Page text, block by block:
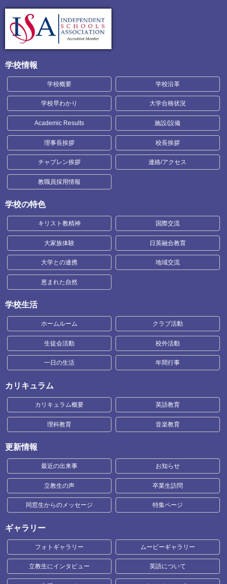
学校情報
学校概要 学校沿革
学校早わかり 大学合格状況
Academic Results 施設/設備
理事長挨拶 校長挨拶
チャプレン挨拶 連絡/アクセス
教職員採用情報
学校の特色
キリスト教精神 国際交流
大家族体験 日英融合教育
大学との連携 地域交流
恵まれた自然
学校生活
ホームルーム クラブ活動
生徒会活動 校外活動
一日の生活 年間行事
カリキュラム
カリキュラム概要 英語教育
理科教育 音楽教育
更新情報
最近の出来事 お知らせ
立教生の声 卒業生訪問
同窓生からのメッセージ 特集ページ
ギャラリー
フォトギャラリー ムービーギャラリー
立教生にインタビュー 英語について